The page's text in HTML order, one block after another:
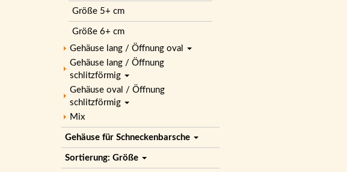
Größe 5+ cm
Größe 6+ cm
Gehäuse lang / Öffnung oval
Gehäuse lang / Öffnung
schlitzförmig
Gehäuse oval / Öffnung
schlitzförmig
Mix
Gehäuse für Schneckenbarsche
Sortierung: Größe